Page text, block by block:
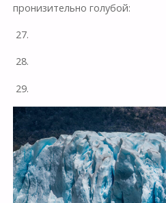
пронизительно голубой:
27.
28.
29.